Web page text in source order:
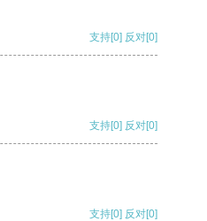
支持[0] 反对[0]
支持[0] 反对[0]
支持[0] 反对[0]